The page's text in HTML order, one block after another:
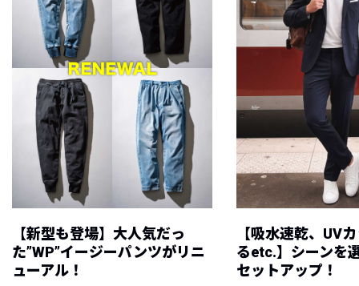
【新型も登場】大人気だっ
た”WP”イージーパンツがリニ
ューアル！
【吸水速乾、UV
るetc.】シーンを
セットアップ！